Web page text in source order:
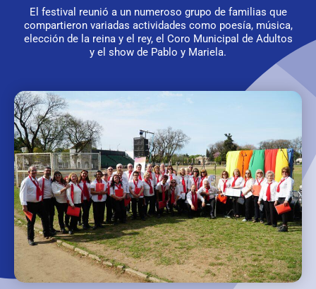
El festival reunió a un numeroso grupo de familias que
compartieron variadas actividades como poesía, música,
elección de la reina y el rey, el Coro Municipal de Adultos
y el show de Pablo y Mariela.